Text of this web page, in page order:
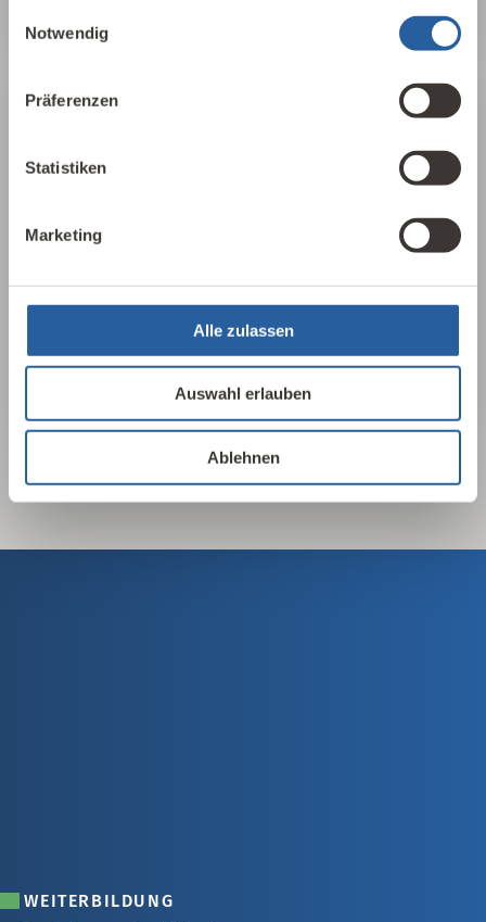
Notwendig
Präferenzen
Statistiken
Marketing
Alle zulassen
Auswahl erlauben
Ablehnen
Für einen schnellen, aufschlussreichen
Baubiologie die wichtigsten Parameter
zusammengefasst. In 17 Sprachen, als PDF oder
als Plakat erhältlich.
25 Leitlinien ansehen
WEITERBILDUNG